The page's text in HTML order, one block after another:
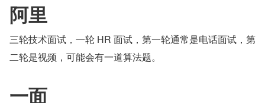
阿里
三轮技术面试，一轮 HR 面试，第一轮通常是电话面试，第
二轮是视频，可能会有一道算法题。
一面